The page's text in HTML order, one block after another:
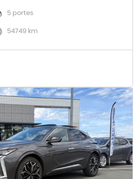
5 portes
54749 km